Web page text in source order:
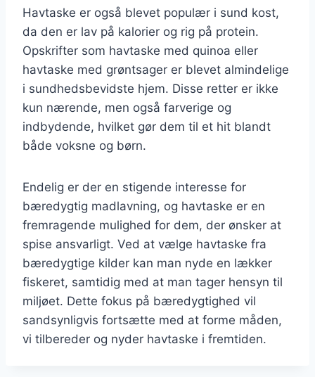
Havtaske er også blevet populær i sund kost,
da den er lav på kalorier og rig på protein.
Opskrifter som havtaske med quinoa eller
havtaske med grøntsager er blevet almindelige
i sundhedsbevidste hjem. Disse retter er ikke
kun nærende, men også farverige og
indbydende, hvilket gør dem til et hit blandt
både voksne og børn.
Endelig er der en stigende interesse for
bæredygtig madlavning, og havtaske er en
fremragende mulighed for dem, der ønsker at
spise ansvarligt. Ved at vælge havtaske fra
bæredygtige kilder kan man nyde en lækker
fiskeret, samtidig med at man tager hensyn til
miljøet. Dette fokus på bæredygtighed vil
sandsynligvis fortsætte med at forme måden,
vi tilbereder og nyder havtaske i fremtiden.